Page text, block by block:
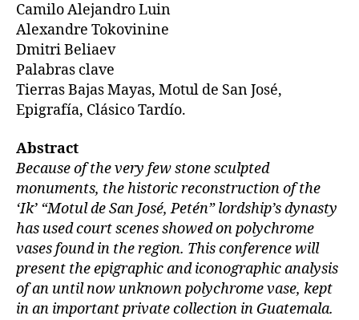
Camilo Alejandro Luin
Alexandre Tokovinine
Dmitri Beliaev
Palabras clave
Tierras Bajas Mayas, Motul de San José,
Epigrafía, Clásico Tardío.
Abstract
Because of the very few stone sculpted
monuments, the historic reconstruction of the
‘Ik’ “Motul de San José, Petén” lordship’s dynasty
has used court scenes showed on polychrome
vases found in the region. This conference will
present the epigraphic and iconographic analysis
of an until now unknown polychrome vase, kept
in an important private collection in Guatemala.